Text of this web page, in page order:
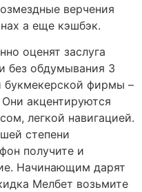
верчения
а еще ​​кэшбэк.
оценят заслуга
без обдумывания 3
букмекерской фирмы –
акцентируются
легкой навигацией.
степени
получите и
Начинающим дарят
Мелбет возьмите